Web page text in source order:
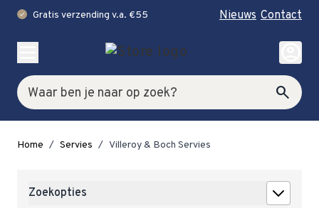
check Gratis verzending v.a. €55 Nieuws Contact
Zoek search
account_circle
Home / Servies / Villeroy & Boch Servies
Zoekopties